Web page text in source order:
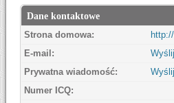
Dane kontaktowe
Strona domowa:
E-mail:
Prywatna wiadomość:
Numer ICQ: